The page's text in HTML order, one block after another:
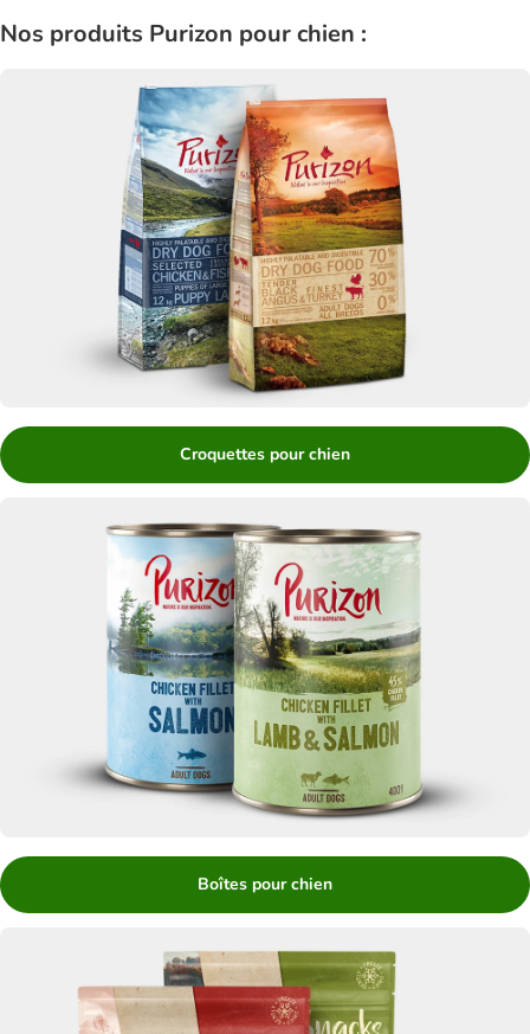
Nos produits Purizon pour chien :
Croquettes pour chien
Boîtes pour chien